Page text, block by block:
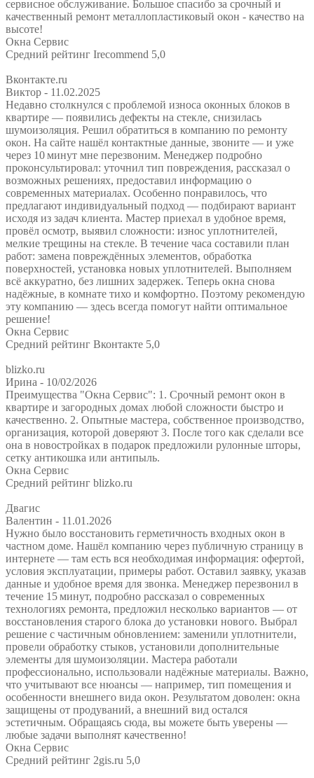
сервисное обслуживание. Большое спасибо за срочный и
качественный ремонт металлопластиковый окон - качество на
высоте!
Окна Сервис
Средний рейтинг Irecommend 5,0
Вконтакте.ru
Виктор - 11.02.2025
Недавно столкнулся с проблемой износа оконных блоков в
квартире — появились дефекты на стекле, снизилась
шумоизоляция. Решил обратиться в компанию по ремонту
окон. На сайте нашёл контактные данные, звоните — и уже
через 10 минут мне перезвоним. Менеджер подробно
проконсультировал: уточнил тип повреждения, рассказал о
возможных решениях, предоставил информацию о
современных материалах. Особенно понравилось, что
предлагают индивидуальный подход — подбирают вариант
исходя из задач клиента. Мастер приехал в удобное время,
провёл осмотр, выявил сложности: износ уплотнителей,
мелкие трещины на стекле. В течение часа составили план
работ: замена повреждённых элементов, обработка
поверхностей, установка новых уплотнителей. Выполняем
всё аккуратно, без лишних задержек. Теперь окна снова
надёжные, в комнате тихо и комфортно. Поэтому рекомендую
эту компанию — здесь всегда помогут найти оптимальное
решение!
Окна Сервис
Средний рейтинг Вконтакте 5,0
blizko.ru
Ирина - 10/02/2026
Преимущества "Окна Сервис": 1. Срочный ремонт окон в
квартире и загородных домах любой сложности быстро и
качественно. 2. Опытные мастера, собственное производство,
организация, которой доверяют 3. После того как сделали все
она в новостройках в подарок предложили рулонные шторы,
сетку антикошка или антипыль.
Окна Сервис
Средний рейтинг blizko.ru
Двагис
Валентин - 11.01.2026
Нужно было восстановить герметичность входных окон в
частном доме. Нашёл компанию через публичную страницу в
интернете — там есть вся необходимая информация: офертой,
условия эксплуатации, примеры работ. Оставил заявку, указав
данные и удобное время для звонка. Менеджер перезвонил в
течение 15 минут, подробно рассказал о современных
технологиях ремонта, предложил несколько вариантов — от
восстановления старого блока до установки нового. Выбрал
решение с частичным обновлением: заменили уплотнители,
провели обработку стыков, установили дополнительные
элементы для шумоизоляции. Мастера работали
профессионально, использовали надёжные материалы. Важно,
что учитывают все нюансы — например, тип помещения и
особенности внешнего вида окон. Результатом доволен: окна
защищены от продуваний, а внешний вид остался
эстетичным. Обращаясь сюда, вы можете быть уверены —
любые задачи выполнят качественно!
Окна Сервис
Средний рейтинг 2gis.ru 5,0